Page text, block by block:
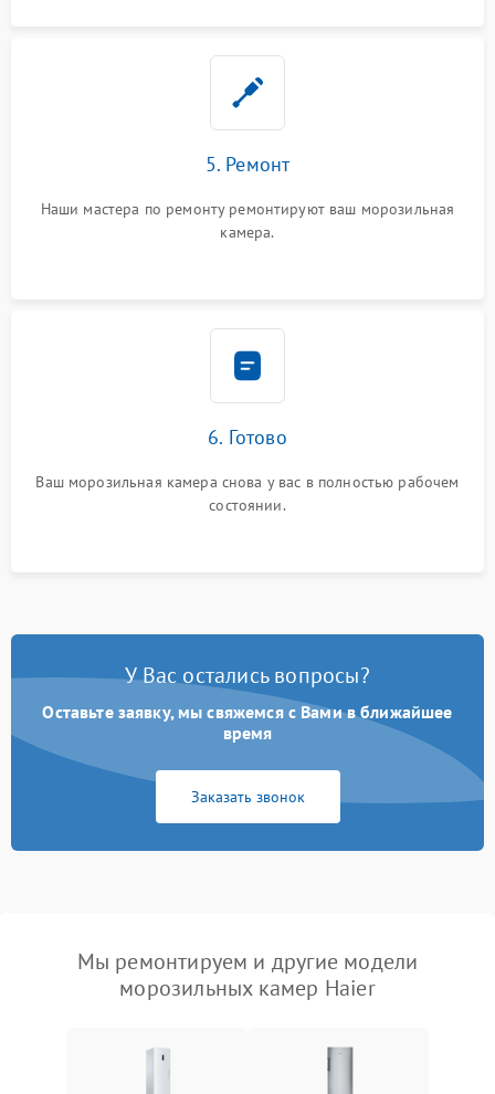
5. Ремонт
Наши мастера по ремонту ремонтируют ваш морозильная
камера.
6. Готово
Ваш морозильная камера снова у вас в полностью рабочем
состоянии.
У Вас остались вопросы?
Оставьте заявку, мы свяжемся с Вами в ближайшее
время
Заказать звонок
Мы ремонтируем и другие модели
морозильных камер Haier